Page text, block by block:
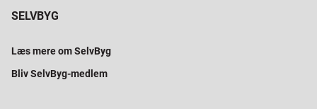
SELVBYG
Læs mere om SelvByg
Bliv SelvByg-medlem